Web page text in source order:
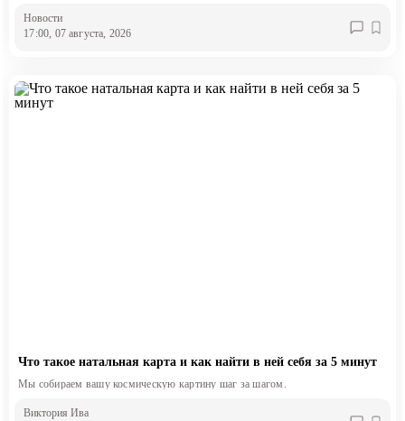
Новости
17:00, 07 августа, 2026
Что такое натальная карта и как найти в ней себя за 5 минут
Мы собираем вашу космическую картину шаг за шагом.
Виктория Ива